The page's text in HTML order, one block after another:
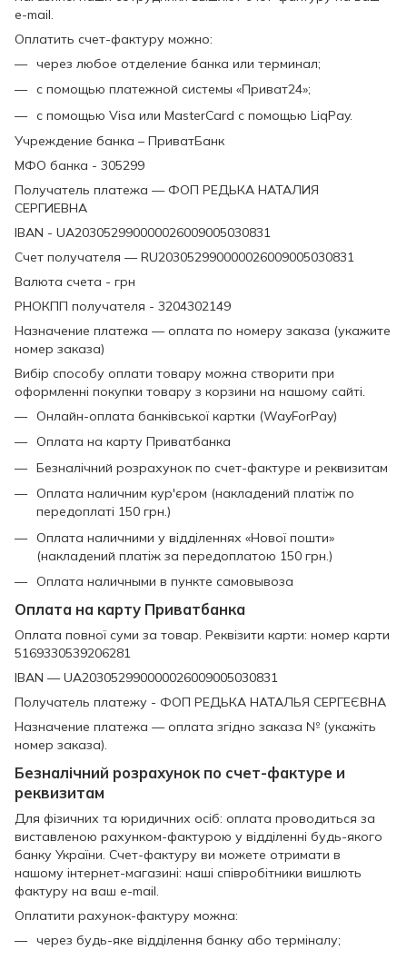
e-mail.
Оплатить счет-фактуру можно:
через любое отделение банка или терминал;
с помощью платежной системы «Приват24»;
с помощью Visa или MasterCard с помощью LiqPay.
Учреждение банка – ПриватБанк
МФО банка - 305299
Получатель платежа — ФОП РЕДЬКА НАТАЛИЯ
СЕРГИЕВНА
IBAN - UA203052990000026009005030831
Счет получателя — RU203052990000026009005030831
Валюта счета - грн
РНОКПП получателя - 3204302149
Назначение платежа — оплата по номеру заказа (укажите
номер заказа)
Вибір способу оплати товару можна створити при
оформленні покупки товару з корзини на нашому сайті.
Онлайн-оплата банківської картки (WayForPay)
Оплата на карту Приватбанка
Безналічний розрахунок по счет-фактуре и реквизитам
Оплата наличним кур'єром (накладений платіж по
передоплаті 150 грн.)
Оплата наличними у відділеннях «Нової пошти»
(накладений платіж за передоплатою 150 грн.)
Оплата наличными в пункте самовывоза
Оплата на карту Приватбанка
Оплата повної суми за товар. Реквізити карти: номер карти
5169330539206281
IBAN — UA203052990000026009005030831
Получатель платежу - ФОП РЕДЬКА НАТАЛЬЯ СЕРГЕЄВНА
Назначение платежа — оплата згідно заказа № (укажіть
номер заказа).
Безналічний розрахунок по счет-фактуре и
реквизитам
Для фізичних та юридичних осіб: оплата проводиться за
виставленою рахунком-фактурою у відділенні будь-якого
банку України. Счет-фактуру ви можете отримати в
нашому інтернет-магазині: наші співробітники вишлють
фактуру на ваш e-mail.
Оплатити рахунок-фактуру можна:
через будь-яке відділення банку або терміналу;